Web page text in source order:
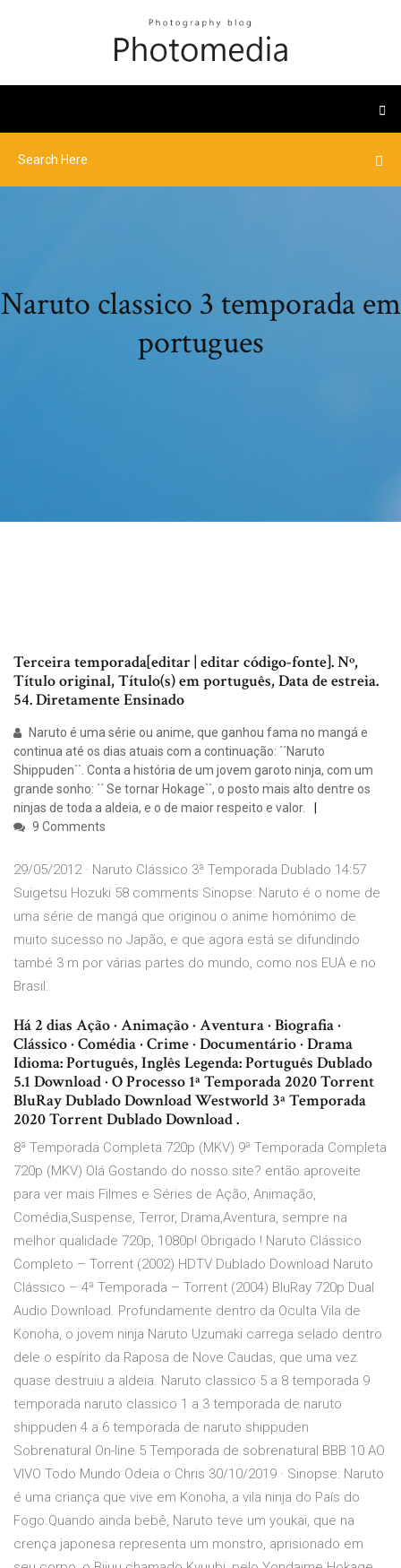
Naruto classico 3 temporada em
portugues
Terceira temporada[editar | editar código-fonte]. Nº,
Título original, Título(s) em português, Data de estreia.
54. Diretamente Ensinado
Naruto é uma série ou anime, que ganhou fama no mangá e
continua até os dias atuais com a continuação: ´´Naruto
Shippuden``. Conta a história de um jovem garoto ninja, com um
grande sonho: ´´ Se tornar Hokage``, o posto mais alto dentre os
ninjas de toda a aldeia, e o de maior respeito e valor.
9 Comments
29/05/2012 · Naruto Clássico 3ª Temporada Dublado 14:57
Suigetsu Hozuki 58 comments Sinopse: Naruto é o nome de
uma série de mangá que originou o anime homónimo de
muito sucesso no Japão, e que agora está se difundindo
també 3 m por várias partes do mundo, como nos EUA e no
Brasil.
Há 2 dias Ação · Animação · Aventura · Biografia ·
Clássico · Comédia · Crime · Documentário · Drama
Idioma: Português, Inglês Legenda: Português Dublado
5.1 Download · O Processo 1ª Temporada 2020 Torrent
BluRay Dublado Download Westworld 3ª Temporada
2020 Torrent Dublado Download .
8ª Temporada Completa 720p (MKV) 9ª Temporada Completa
720p (MKV) Olá Gostando do nosso site? então aproveite
para ver mais Filmes e Séries de Ação, Animação,
Comédia,Suspense, Terror, Drama,Aventura, sempre na
melhor qualidade 720p, 1080p! Obrigado ! Naruto Clássico
Completo – Torrent (2002) HDTV Dublado Download Naruto
Clássico – 4ª Temporada – Torrent (2004) BluRay 720p Dual
Audio Download. Profundamente dentro da Oculta Vila de
Konoha, o jovem ninja Naruto Uzumaki carrega selado dentro
dele o espírito da Raposa de Nove Caudas, que uma vez
quase destruiu a aldeia. Naruto classico 5 a 8 temporada 9
temporada naruto classico 1 a 3 temporada de naruto
shippuden 4 a 6 temporada de naruto shippuden
Sobrenatural On-line 5 Temporada de sobrenatural BBB 10 AO
VIVO Todo Mundo Odeia o Chris 30/10/2019 · Sinopse: Naruto
é uma criança que vive em Konoha, a vila ninja do País do
Fogo.Quando ainda bebê, Naruto teve um youkai, que na
crença japonesa representa um monstro, aprisionado em